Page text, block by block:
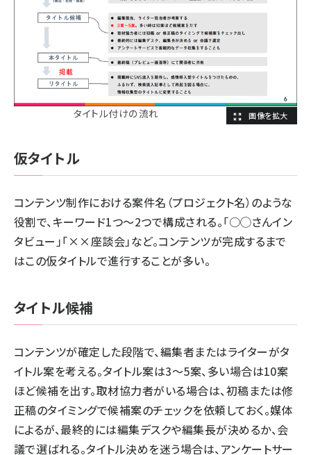
タイトル付けの流れ
仮タイトル
コンテンツ制作における案件名（プロジェクト名）のような
役割で、キーワード1つ～2つで構成される。「○◯さんイン
タビュー」「××座談会」など。コンテンツが完成するまで
はこの仮タイトルで進行することが多い。
タイトル候補
コンテンツが確定した段階で、編集者またはライターがタ
イトル案を考える。タイトル案は3～5案、多い場合は10案
ほど候補を出す。取材協力者がいる場合は、初稿または修
正稿のタイミングで候補案のチェックを依頼しておく。媒体
によるが、最終的には編集デスクや編集長が決めるか、会
議で選ばれる。タイトル決めを迷う場合は、アンケートサー